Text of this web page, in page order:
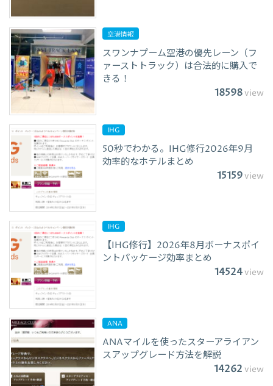
空港情報
スワンナプーム空港の優先レーン（フ
ァーストトラック）は合法的に購入で
きる！
18598view
IHG
50秒でわかる。IHG修行2026年9月
効率的なホテルまとめ
15159view
IHG
【IHG修行】2026年8月ボーナスポイ
ントパッケージ効率まとめ
14524view
ANA
ANAマイルを使ったスターアライアン
スアップグレード方法を解説
14262 view